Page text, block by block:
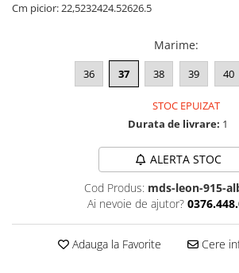
Cm picior:22,5232424.52626.5
Marime:
36 37 38 39 40
STOC EPUIZAT
Durata de livrare: 1
ALERTA STOC
Cod Produs: mds-leon-915-
Ai nevoie de ajutor?
Adauga la Favorite Cere